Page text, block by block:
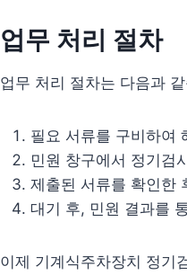
업무 처리 절차
업무 처리 절차는 다음과
필요 서류를 구비하여
민원 창구에서 정기검
제출된 서류를 확인한
대기 후, 민원 결과를
이제 기계식주차장치 정기